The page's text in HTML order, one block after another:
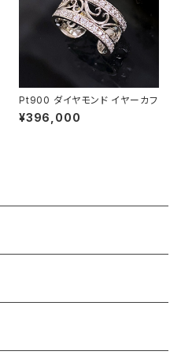
Pt900 ダイヤモンド イヤーカフ
¥396,000